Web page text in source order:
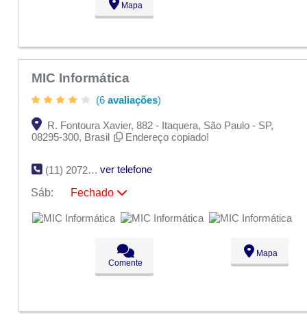
Fechado
Fechado
Mapa
MIC Informática
(6 avaliações)
R. Fontoura Xavier, 882 - Itaquera, São Paulo - SP,
08295-300, Brasil
Endereço copiado!
(11) 2072-3940
ver telefone
Sáb:
Fechado
Seg:
09:00 - 18:00
Ter:
09:00 - 18:00
09:00 - 18:00
09:00 - 18:00
Fechado
Comente
Mapa